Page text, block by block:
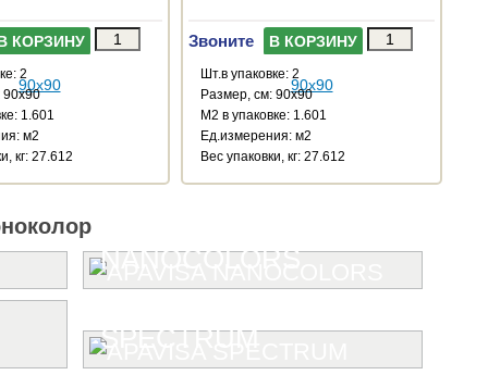
КОРЗИНУ
2
90x90
1.601
м2
кг: 27.612
Звоните В КОРЗИНУ
Шт.в упаковке: 2
Размер, см: 90x90
М2 в упаковке: 1.601
Ед.измерения: м2
Веc упаковки, кг: 27.612
NANOCOLORS
SPECTRUM